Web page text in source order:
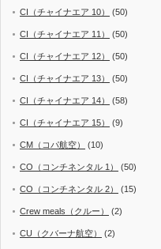
CI（チャイナエア 10） (50)
CI（チャイナエア 11） (50)
CI（チャイナエア 12） (50)
CI（チャイナエア 13） (50)
CI（チャイナエア 14） (58)
CI（チャイナエア 15） (9)
CM（コパ航空） (10)
CO（コンチネンタル 1） (50)
CO（コンチネンタル 2） (15)
Crew meals（クルー） (2)
CU（クバーナ航空） (2)